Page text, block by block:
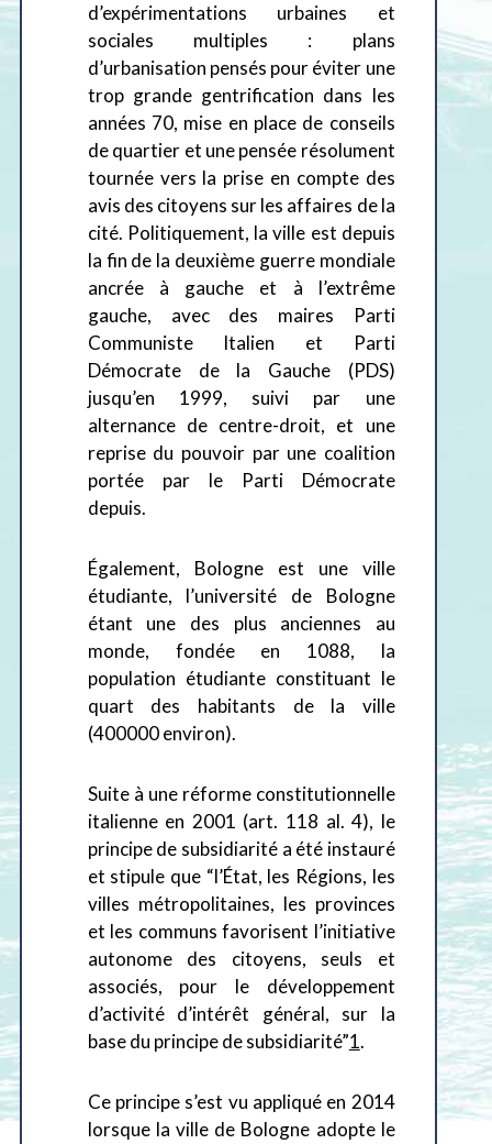
d’expérimentations urbaines et
sociales multiples : plans
d’urbanisation pensés pour éviter une
trop grande gentrification dans les
années 70, mise en place de conseils
de quartier et une pensée résolument
tournée vers la prise en compte des
avis des citoyens sur les affaires de la
cité. Politiquement, la ville est depuis
la fin de la deuxième guerre mondiale
ancrée à gauche et à l’extrême
gauche, avec des maires Parti
Communiste Italien et Parti
Démocrate de la Gauche (PDS)
jusqu’en 1999, suivi par une
alternance de centre-droit, et une
reprise du pouvoir par une coalition
portée par le Parti Démocrate
depuis.
Également, Bologne est une ville
étudiante, l’université de Bologne
étant une des plus anciennes au
monde, fondée en 1088, la
population étudiante constituant le
quart des habitants de la ville
(400000 environ).
Suite à une réforme constitutionnelle
italienne en 2001 (art. 118 al. 4), le
principe de subsidiarité a été instauré
et stipule que “l’État, les Régions, les
villes métropolitaines, les provinces
et les communs favorisent l’initiative
autonome des citoyens, seuls et
associés, pour le développement
d’activité d’intérêt général, sur la
base du principe de subsidiarité”1.
Ce principe s’est vu appliqué en 2014
lorsque la ville de Bologne adopte le